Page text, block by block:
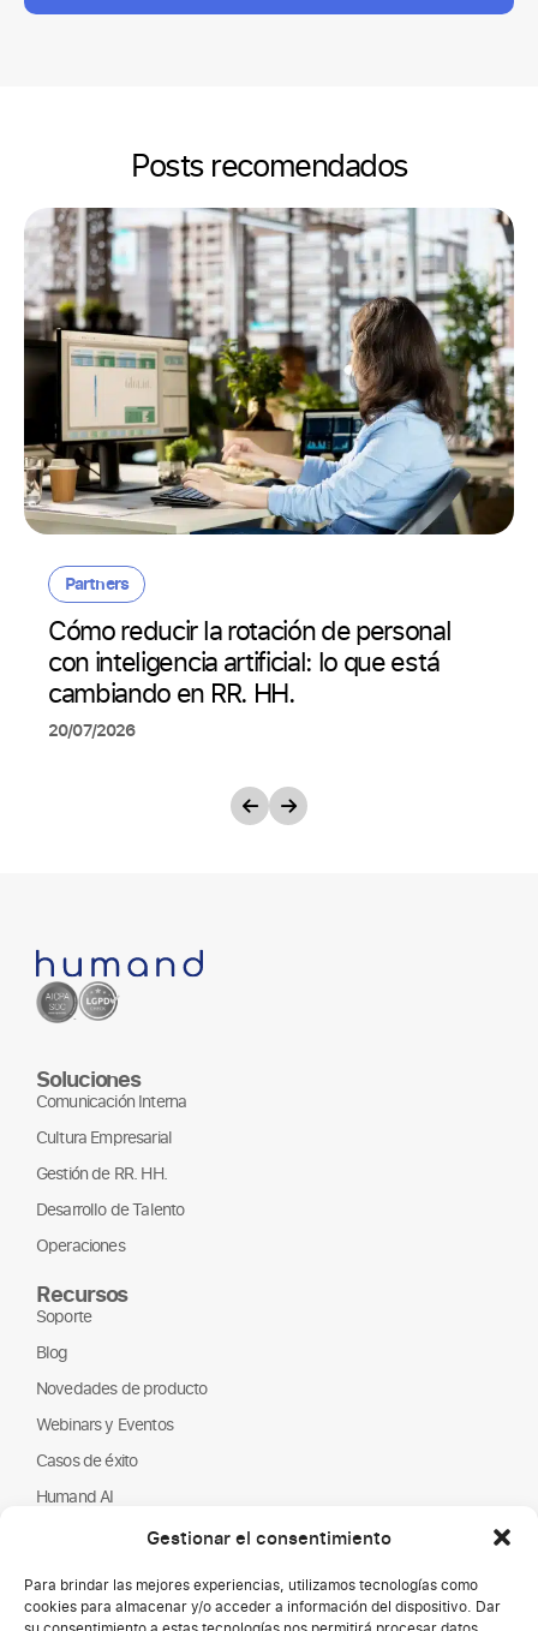
Gestionar el consentimiento
Para brindar las mejores experiencias, utilizamos tecnologías como
cookies para almacenar y/o acceder a información del dispositivo. Dar
Posts recomendados
Partners
Cómo reducir la rotación de personal
con inteligencia artificial: lo que está
cambiando en RR. HH.
20/07/2026
Soluciones
Comunicación Interna
Cultura Empresarial
Gestión de RR. HH.
Desarrollo de Talento
Operaciones
Recursos
Soporte
Blog
Novedades de producto
Webinars y Eventos
Casos de éxito
Humand AI
Guías y Reportes
Nosotros
Humand